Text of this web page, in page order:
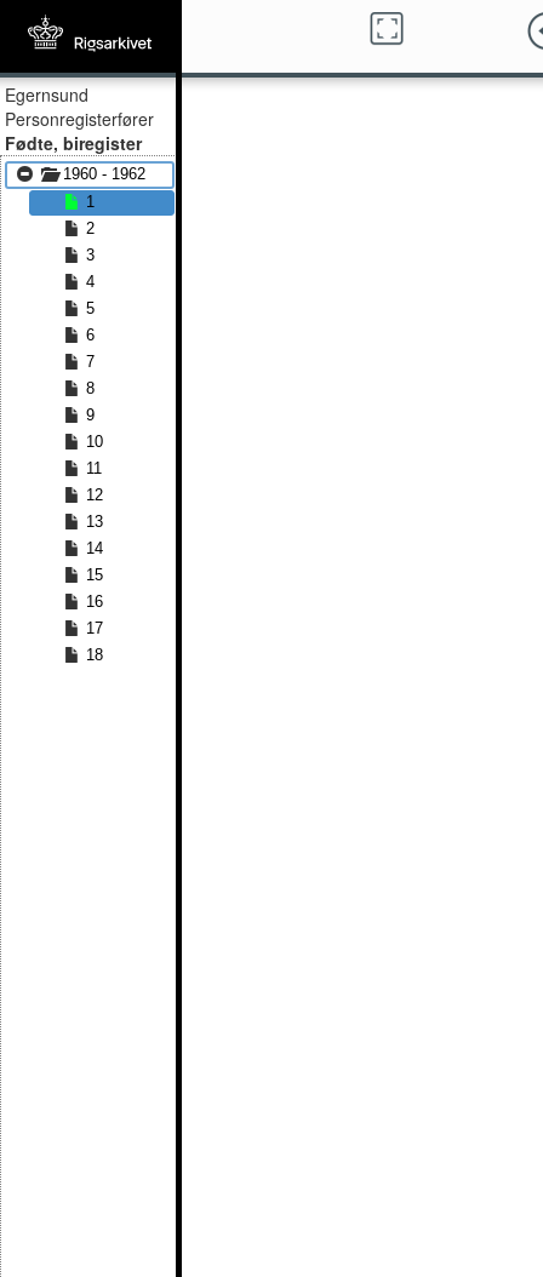
Egernsund
Personregisterfører
Fødte, biregister
1960 - 1962
1
2
3
4
5
6
7
8
9
10
11
12
13
14
15
16
17
18